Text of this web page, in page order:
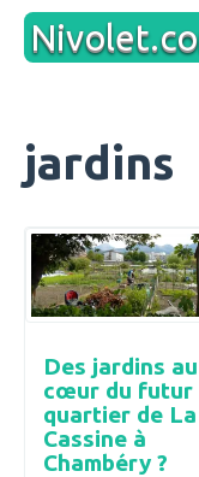
Aller
contenu
jardins
Des jardins au
cœur du futur
quartier de La
Cassine à
Chambéry ?